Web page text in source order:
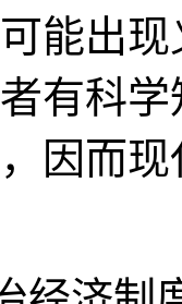
能出
有科
因而